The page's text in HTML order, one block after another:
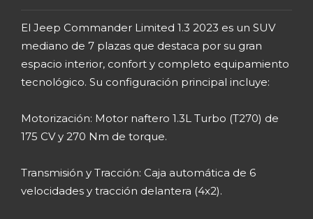
El Jeep Commander Limited 1.3 2023 es un SUV
mediano de 7 plazas que destaca por su gran
espacio interior, confort y completo equipamiento
tecnológico. Su configuración principal incluye:
Motorización: Motor naftero 1.3L Turbo (T270) de
175 CV y 270 Nm de torque.
Transmisión y Tracción: Caja automática de 6
velocidades y tracción delantera (4x2).